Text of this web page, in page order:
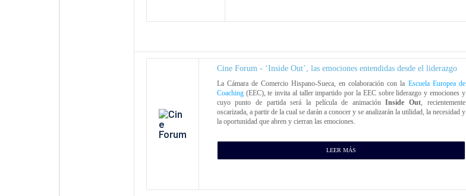
Cine Forum - ‘Inside Out’, las emociones entendidas desde el liderazgo
La Cámara de Comercio Hispano-Sueca, en colaboración con la Escuela Europea de
Coaching(EEC), te invita al taller impartido por la EEC sobre liderazgo y emociones y
cuyo punto de partida será la película de animaciónInside Out , recientemente
oscarizada, a partir de la cual se darán a conocer y se analizarán la utilidad, la necesidad y
la oportunidad que abren y cierran las emociones.
LEER MÁS